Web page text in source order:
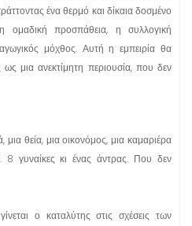
ένα θερμό και δίκαια δοσμένο
ομαδική προσπάθεια, η συλλογική
μόχθος. Αυτή η εμπειρία θα
μια ανεκτίμητη περιουσία, που δεν
μια θεία, μια οικονόμος, μια καμαριέρα
8 γυναίκες κι ένας άντρας. Που δεν
ο καταλύτης στις σχέσεις των